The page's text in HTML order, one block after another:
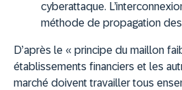
cyberattaque.
méthode de propagation
D’après le « principe du maillon
établissements financiers et les
marché doivent travailler tous